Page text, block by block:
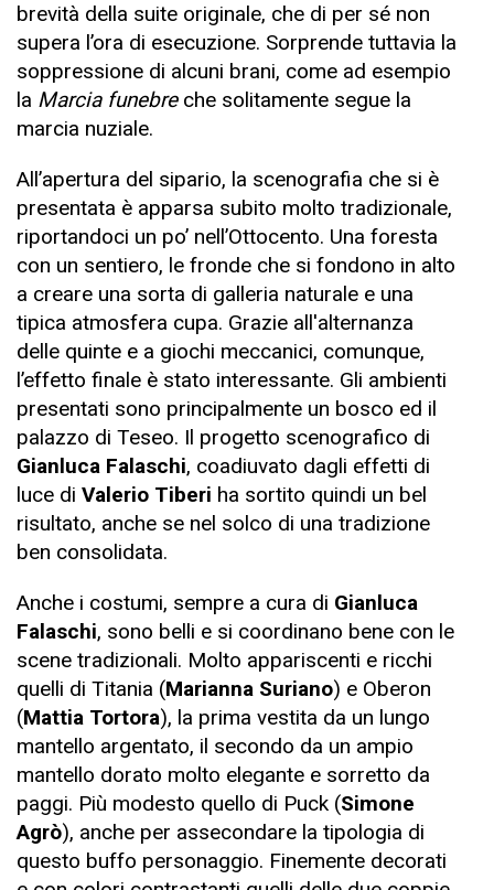
brevità della suite originale, che di per sé non
supera l’ora di esecuzione. Sorprende tuttavia la
soppressione di alcuni brani, come ad esempio
la Marcia funebreche solitamente segue la
marcia nuziale.
All’apertura del sipario, la scenografia che si è
presentata è apparsa subito molto tradizionale,
riportandoci un po’ nell’Ottocento. Una foresta
con un sentiero, le fronde che si fondono in alto
a creare una sorta di galleria naturale e una
tipica atmosfera cupa. Grazie all'alternanza
delle quinte e a giochi meccanici, comunque,
l’effetto finale è stato interessante. Gli ambienti
presentati sono principalmente un bosco ed il
palazzo di Teseo. Il progetto scenografico di
Gianluca Falaschi, coadiuvato dagli effetti di
luce di Valerio Tiberi ha sortito quindi un bel
risultato, anche se nel solco di una tradizione
ben consolidata.
Anche i costumi, sempre a cura di Gianluca
Falaschi, sono belli e si coordinano bene con le
scene tradizionali. Molto appariscenti e ricchi
quelli di Titania (Marianna Suriano) e Oberon
(Mattia Tortora), la prima vestita da un lungo
mantello argentato, il secondo da un ampio
mantello dorato molto elegante e sorretto da
paggi. Più modesto quello di Puck (Simone
Agrò), anche per assecondare la tipologia di
questo buffo personaggio. Finemente decorati